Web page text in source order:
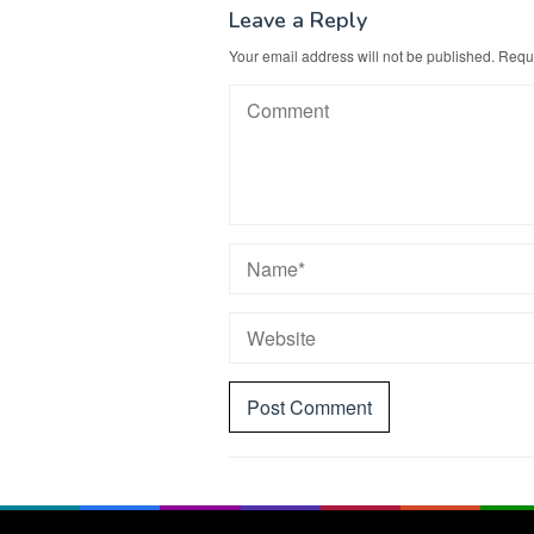
Leave a Reply
Your email address will not be published.